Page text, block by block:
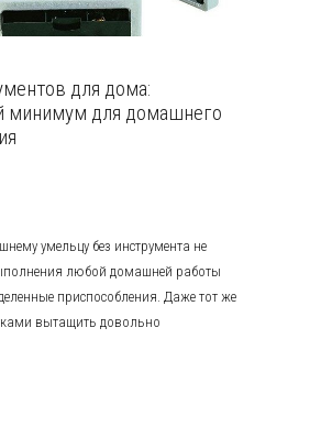
для дома:
минимум для домашнего
умельцу без инструмента не
любой домашней работы
приспособления. Даже тот же
вытащить довольно